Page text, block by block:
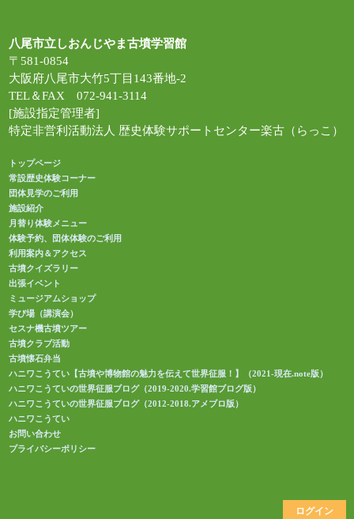
八尾市立しおんじやま古墳学習館
〒581-0854
大阪府八尾市大竹5丁目143番地-2
TEL＆FAX 072-941-3114
[施設指定管理者]
特定非営利活動法人 歴史体験サポートセンター楽古（らっこ）
トップページ
常設歴史体験コーナー
団体見学のご利用
施設紹介
月替り体験メニュー
体験予約、団体体験のご利用
利用案内＆アクセス
古墳クイズラリー
出張イベント
ミュージアムショップ
学び場（講演会）
セスナ機古墳ツアー
古墳クラブ活動
古墳懐石弁当
ハニワこうてい【古墳や博物館の魅力を伝えて世界征服！】（2021-現在.note版）
ハニワこうていの世界征服ブログ（2019-2020.学習館ブログ版）
ハニワこうていの世界征服ブログ（2012-2018.アメブロ版）
ハニワこうてい
お問い合わせ
プライバシーポリシー
ログイン